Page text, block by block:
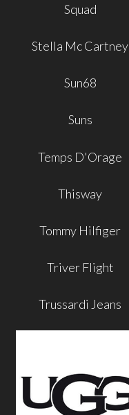
Squad
Stella Mc Cartney
Sun68
Suns
Temps D'Orage
Thisway
Tommy Hilfiger
Triver Flight
Trussardi Jeans